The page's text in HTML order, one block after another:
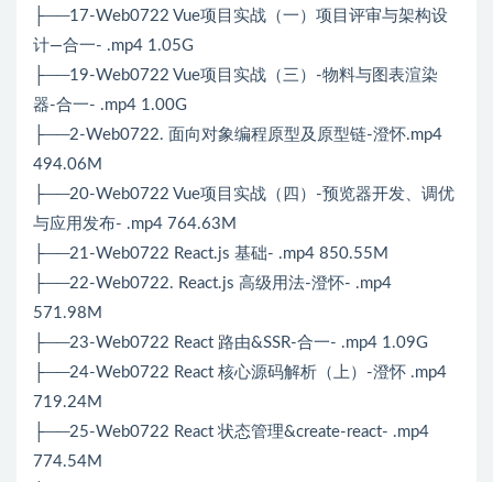
├──17-Web0722 Vue项目实战（一）项目评审与架构设
计—合一- .mp4 1.05G
├──19-Web0722 Vue项目实战（三）-物料与图表渲染
器-合一- .mp4 1.00G
├──2-Web0722. 面向对象编程原型及原型链-澄怀.mp4
494.06M
├──20-Web0722 Vue项目实战（四）-预览器开发、调优
与应⽤发布- .mp4 764.63M
├──21-Web0722 React.js 基础- .mp4 850.55M
├──22-Web0722. React.js ⾼级⽤法-澄怀- .mp4
571.98M
├──23-Web0722 React 路由&SSR-合一- .mp4 1.09G
├──24-Web0722 React 核⼼源码解析（上）-澄怀 .mp4
719.24M
├──25-Web0722 React 状态管理&create-react- .mp4
774.54M